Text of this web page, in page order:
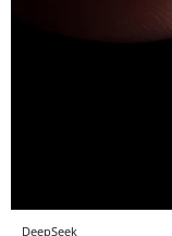
DeepSeek